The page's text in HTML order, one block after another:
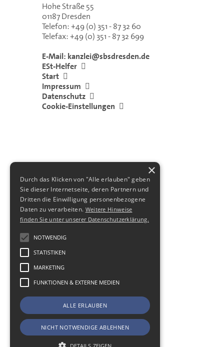
Hohe Straße 55
01187Dresden
Telefon:+49 (0) 351 - 87 32 60
Telefax:+49 (0) 351 - 87 32 699
E-Mail: kanzlei@sbsdresden.de
ESt-Helfer
Start
Impressum
Datenschutz
Cookie-Einstellungen
×
Durch das Klicken von "Alle erlauben" geben
Sie dieser Internetseite, deren Partnern und
Dritten die Einwilligung personenbezogene
Daten zu verarbeiten. Weitere Hinweise
finden Sie unter unserer Datenschutzerklärung.
NOTWENDIG
STATISTIKEN
MARKETING
FUNKTIONEN & EXTERNE MEDIEN
ALLE ERLAUBEN
NICHT NOTWENDIGE ABLEHNEN